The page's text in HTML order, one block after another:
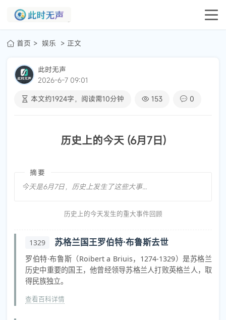
首页 娱乐 正文
此时无声
2026-6-7 09:01
本文约1924字，阅读需10分钟 153 0
历史上的今天 (6月7日)
摘要
今天是6月7日，历史上发生了这些大事...
历史上的今天发生的重大事件回顾
1329 苏格兰国王罗伯特·布鲁斯去世
罗伯特·布鲁斯（Roibert a Briuis，1274-1329）是苏格兰
历史中重要的国王，他曾经领导苏格兰人打败英格兰人，取
得民族独立。
查看百科详情